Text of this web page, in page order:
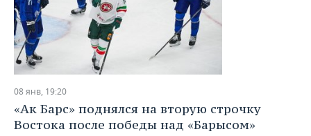
08 янв, 19:20
«Ак Барс» поднялся на вторую строчку
Востока после победы над «Барысом»